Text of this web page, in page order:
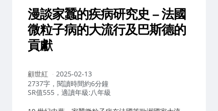
漫談家蠶的疾病研究史 – 法國
微粒子病的大流行及巴斯德的
貢獻
作
者：
顧世紅
2025-02-13
2737字，閱讀時間約6分鐘
SR值555，適讀年級:八年級